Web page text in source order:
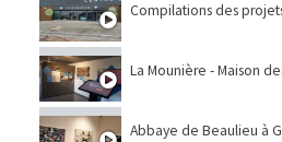
Compilations des projets
La Mounière - Maison
Abbaye de Beaulieu à